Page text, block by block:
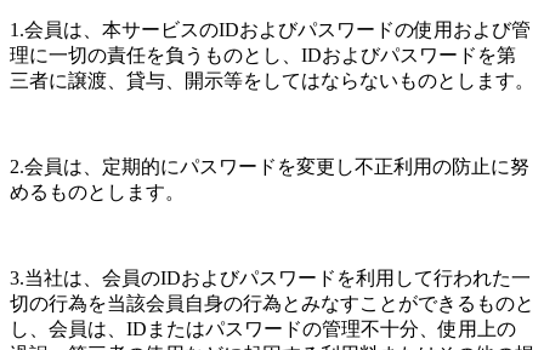
1.会員は、本サービスのIDおよびパスワードの使用および管
理に一切の責任を負うものとし、IDおよびパスワードを第
三者に譲渡、貸与、開示等をしてはならないものとします。
2.会員は、定期的にパスワードを変更し不正利用の防止に努
めるものとします。
3.当社は、会員のIDおよびパスワードを利用して行われた一
切の行為を当該会員自身の行為とみなすことができるものと
し、会員は、IDまたはパスワードの管理不十分、使用上の